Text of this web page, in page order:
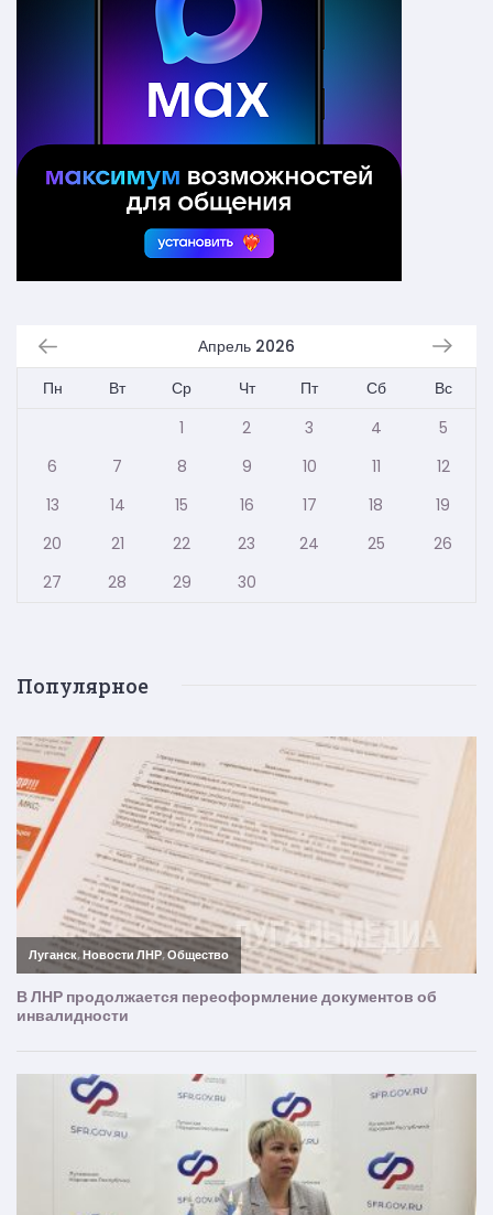
Апрель 2026
Пн
Вт Ср Чт Пт Сб
Вс
1
2 3 4
5
6
7 8 9 10 11
12
13
14 15 16 17 18
19
20
21 22 23 24 25
26
27
28 29 30
Популярное